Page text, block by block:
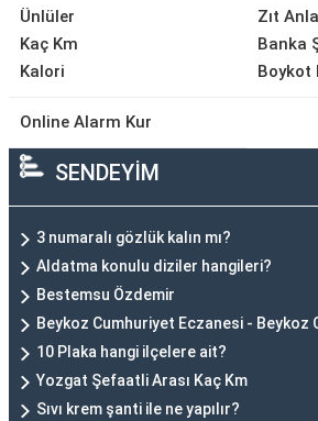
Ünlüler
Kaç Km
Kalori
Zıt
Banka
Boykot
Online Alarm Kur
SENDEYİM
3 numaralı gözlük kalın mı?
Aldatma konulu diziler hangileri?
Bestemsu Özdemir
Beykoz Cumhuriyet Eczanesi - Beykoz
10 Plaka hangi ilçelere ait?
Yozgat Şefaatli Arası Kaç Km
Sıvı krem şanti ile ne yapılır?